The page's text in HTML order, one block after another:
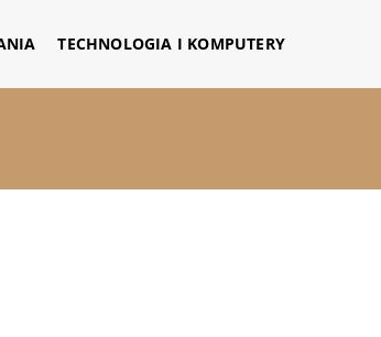
TECHNOLOGIA I KOMPUTERY